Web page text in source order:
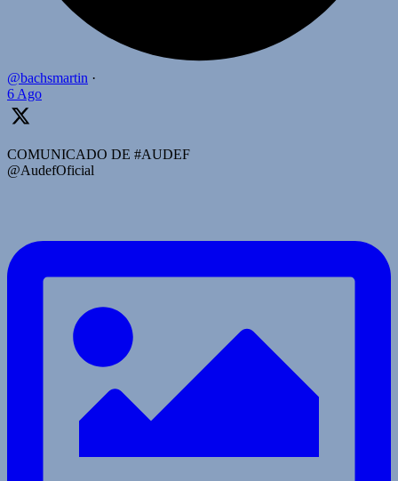
@bachsmartin ·
6 Ago
COMUNICADO DE #AUDEF
@AudefOficial